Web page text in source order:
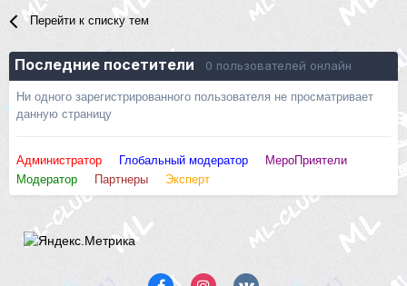
Перейти к списку тем
Последние посетители 0 пользователей онлайн
Ни одного зарегистрированного пользователя не просматривает
данную страницу
Администратор Глобальный модератор
МероПриятели
Модератор
Партнеры Эксперт